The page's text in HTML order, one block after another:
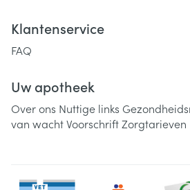
Klantenservice
FAQ
Uw apotheek
Over ons Nuttige links
van wachtVoorschriftZorgtarieven